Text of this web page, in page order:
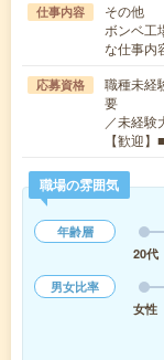
仕事内容
その他
ボンベ工
な仕事内
応募資格
職種未経
要
／未経験
【歓迎
職場の雰囲気
年齢層
20代
男女比率
女性